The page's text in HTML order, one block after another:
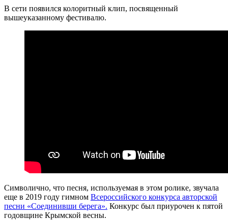
В сети появился колоритный клип, посвященный
вышеуказанному фестивалю.
Cимволично, что песня, используемая в этом ролике, звучала
еще в 2019 году гимном Всероссийского конкурса авторской
песни «Соединивши берега». Конкурс был приурочен к пятой
годовщине Крымской весны.